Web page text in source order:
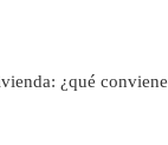
¿qué conviene